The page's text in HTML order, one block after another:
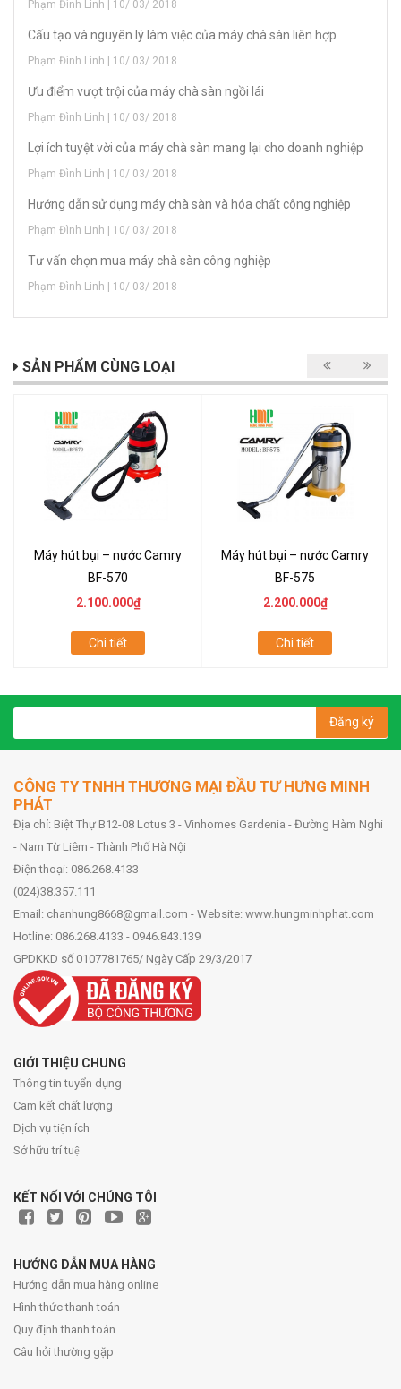
Phạm Đình Linh | 10/ 03/ 2018
Cấu tạo và nguyên lý làm việc của máy chà sàn liên hợp
Phạm Đình Linh | 10/ 03/ 2018
Ưu điểm vượt trội của máy chà sàn ngồi lái
Phạm Đình Linh | 10/ 03/ 2018
Lợi ích tuyệt vời của máy chà sàn mang lại cho doanh nghiệp
Phạm Đình Linh | 10/ 03/ 2018
Hướng dẫn sử dụng máy chà sàn và hóa chất công nghiệp
Phạm Đình Linh | 10/ 03/ 2018
Tư vấn chọn mua máy chà sàn công nghiệp
Phạm Đình Linh | 10/ 03/ 2018
SẢN PHẨM CÙNG LOẠI
Máy hút bụi – nước Camry
BF-570
2.100.000₫
Chi tiết
Máy hút bụi – nước Camry
BF-575
2.200.000₫
Chi tiết
Đăng ký
CÔNG TY TNHH THƯƠNG MẠI ĐẦU TƯ HƯNG MINH
PHÁT
Địa chỉ: Biệt Thự B12-08 Lotus 3 - Vinhomes Gardenia - Đường Hàm Nghi
- Nam Từ Liêm - Thành Phố Hà Nội
Điện thoại: 086.268.4133
(024)38.357.111
Email: chanhung8668@gmail.com - Website: www.hungminhphat.com
Hotline: 086.268.4133 - 0946.843.139
GPDKKD số 0107781765/ Ngày Cấp 29/3/2017
GIỚI THIỆU CHUNG
Thông tin tuyển dụng
Cam kết chất lượng
Dịch vụ tiện ích
Sở hữu trí tuệ
KẾT NỐI VỚI CHÚNG TÔI
HƯỚNG DẪN MUA HÀNG
Hướng dẫn mua hàng online
Hình thức thanh toán
Quy định thanh toán
Câu hỏi thường gặp